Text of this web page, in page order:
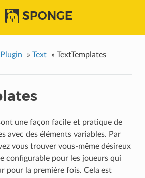
SPONGE
» Text » TextTemplates
une façon facile et pratique de
avec des éléments variables. Par
vous trouver vous-même désireux
configurable pour les joueurs qui
pour la première fois. Cela est